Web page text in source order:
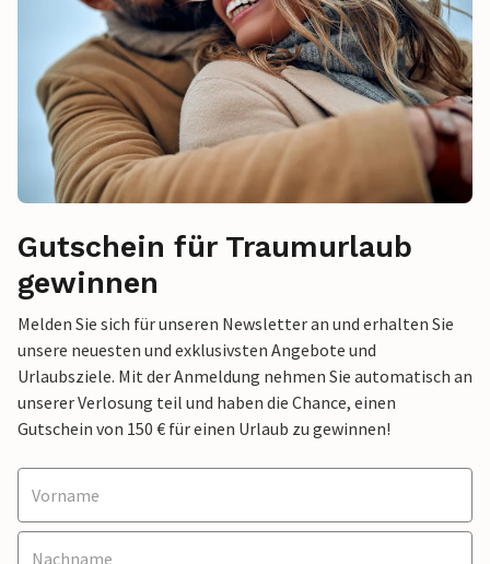
Gutschein für Traumurlaub
gewinnen
Melden Sie sich für unseren Newsletter an und erhalten Sie
unsere neuesten und exklusivsten Angebote und
Urlaubsziele. Mit der Anmeldung nehmen Sie automatisch an
unserer Verlosung teil und haben die Chance, einen
Gutschein von 150 € für einen Urlaub zu gewinnen!